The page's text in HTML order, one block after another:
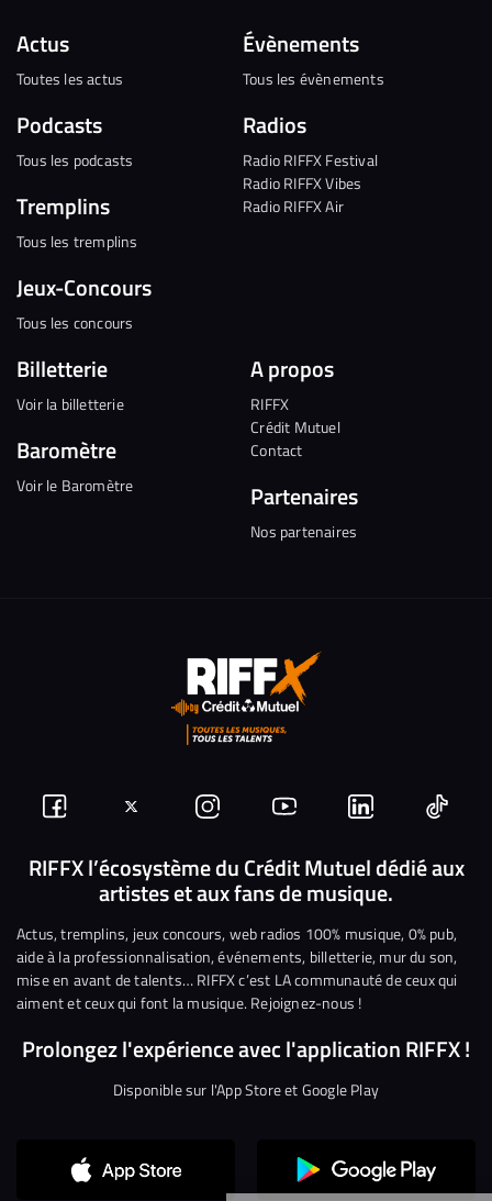
Continuer sans accepter
Actus
Toutes les actus
Podcasts
Tous les podcasts
Tremplins
Tous les tremplins
Jeux-Concours
Tous les concours
Évènements
Tous les évènements
Radios
Radio RIFFX Festival
Radio RIFFX Vibes
Radio RIFFX Air
Billetterie
Voir la billetterie
Baromètre
Voir le Baromètre
A propos
RIFFX
Crédit Mutuel
Contact
Partenaires
Nos partenaires
Suivez-
nous
Facebook
Suivez-
nous
sur
Twitter
Nous
rejoindre
sur
Instagram
Nous
rejoindre
sur
YouTube
Nous
rejoindre
sur
Linkedin
Nous
RIFFX l’écosystème du Crédit Mutuel dédié aux
artistes et aux fans de musique.
Actus, tremplins, jeux concours, web radios 100% musique, 0% pub,
aide à la professionnalisation, événements, billetterie, mur du son,
mise en avant de talents… RIFFX c’est LA communauté de ceux qui
aiment et ceux qui font la musique. Rejoignez-nous !
Prolongez l'expérience avec l'application RIFFX !
Disponible sur l'App Store et Google Play